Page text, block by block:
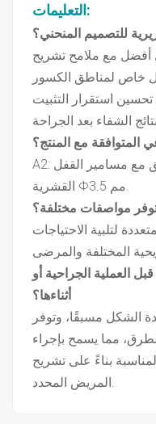
التعليمات:
أفضل مع ملامح تشريح
خاص لمناطق الكسور
استقرار التثبيت
A2: متوافق مع مسامير القفل Φ3.5 مم والمسامير
لتلبية الاحتياجات
قبل العملية الجراحية أو
أثناءها؟
الشكل مسبقًا، وتوفر
مما يسمح بإجراء
بناءً على تشريح